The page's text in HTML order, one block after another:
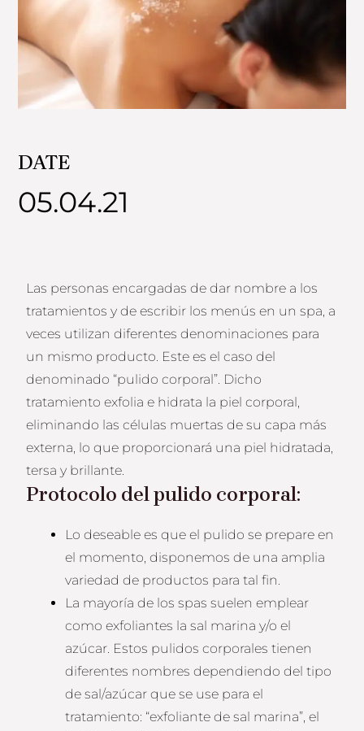
DATE
05.04.21
Las personas encargadas de dar nombre a los
tratamientos y de escribir los menús en un spa, a
veces utilizan diferentes denominaciones para
un mismo producto. Este es el caso del
denominado “pulido corporal”. Dicho
tratamiento exfolia e hidrata la piel corporal,
eliminando las células muertas de su capa más
externa, lo que proporcionará una piel hidratada,
tersa y brillante.
Protocolo del pulido corporal:
Lo deseable es que el pulido se prepare en
el momento, disponemos de una amplia
variedad de productos para tal fin.
La mayoría de los spas suelen emplear
como exfoliantes la sal marina y/o el
azúcar. Estos pulidos corporales tienen
diferentes nombres dependiendo del tipo
de sal/azúcar que se use para el
tratamiento: “exfoliante de sal marina”, el